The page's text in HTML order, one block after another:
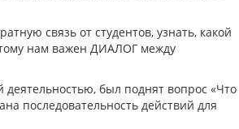
связь от студентов, узнать, какой
нам важен ДИАЛОГ между
был поднят вопрос «Что
последовательность действий для